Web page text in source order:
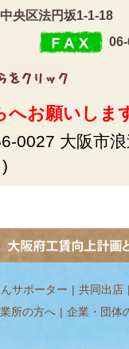
央区法円坂1-1-18
へお願いしま
0027 大阪市
サポーター | 共同出店
所の方へ | 企業・団体